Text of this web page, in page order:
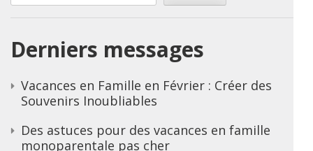
Derniers messages
Vacances en Famille en Février : Créer des
Souvenirs Inoubliables
Des astuces pour des vacances en famille
monoparentale pas cher